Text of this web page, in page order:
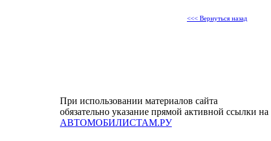
<<< Вернуться назад
При использовании материалов сайта
обязательно указание прямой активной ссылки на
АВТОМОБИЛИСТАМ.РУ